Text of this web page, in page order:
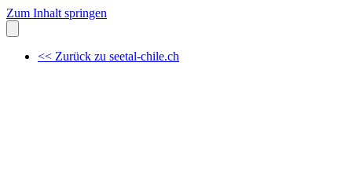
Zum Inhalt springen
<< Zurück zu seetal-chile.ch